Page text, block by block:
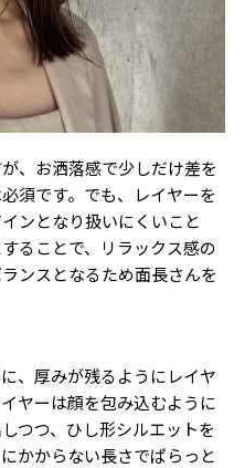
、お洒落感で少しだけ差を
須です。でも、レイヤーを
ンとなり扱いにくいこと
ることで、リラックス感の
ンスとなるため面長さんを
、厚みが残るようにレイヤ
ヤーは顔を包み込むように
つつ、ひし形シルエットを
かからない長さでぱらっと